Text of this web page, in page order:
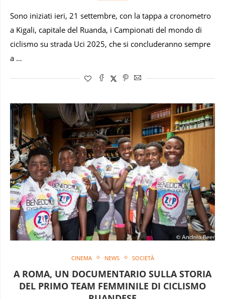
Sono iniziati ieri, 21 settembre, con la tappa a cronometro
a Kigali, capitale del Ruanda, i Campionati del mondo di
ciclismo su strada Uci 2025, che si concluderanno sempre
a …
CINEMA NEWS SOCIETÀ
A ROMA, UN DOCUMENTARIO SULLA STORIA
DEL PRIMO TEAM FEMMINILE DI CICLISMO